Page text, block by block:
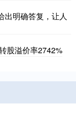
出明确答复，让人
股溢价率2742%